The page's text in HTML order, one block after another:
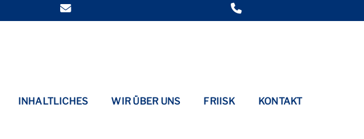
INHALTLICHES WIR ÜBER UNS FRIISK KONTAKT